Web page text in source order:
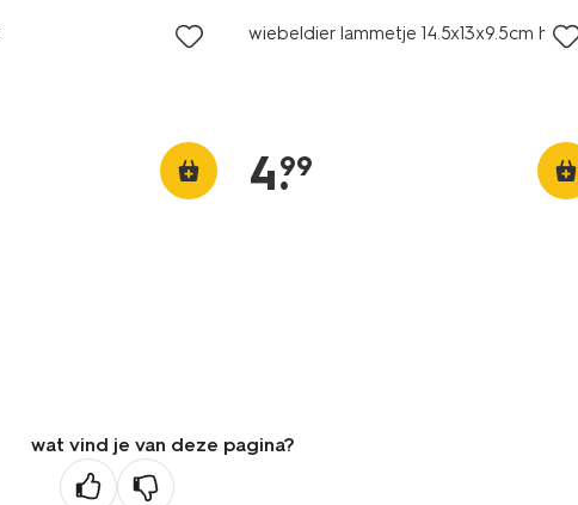
wiebeldier lammetje 14.5x13x9.5cm hout
4.
99
wat vind je van deze pagina?